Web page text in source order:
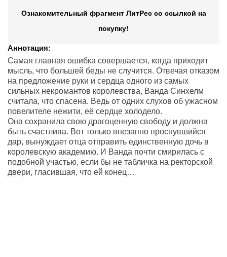
Ознакомительный фрагмент ЛитРес со ссылкой на
покупку!
Аннотация:
Самая главная ошибка совершается, когда приходит
мысль, что большей беды не случится. Отвечая отказом
на предложение руки и сердца одного из самых
сильных некромантов королевства, Ванда Синхелм
считала, что спасена. Ведь от одних слухов об ужасном
повелителе нежити, её сердце холодело.
Она сохранила свою драгоценную свободу и должна
быть счастлива. Вот только внезапно проснувшийся
дар, вынуждает отца отправить единственную дочь в
королевскую академию. И Ванда почти смирилась с
подобной участью, если бы не табличка на ректорской
двери, гласившая, что ей конец…